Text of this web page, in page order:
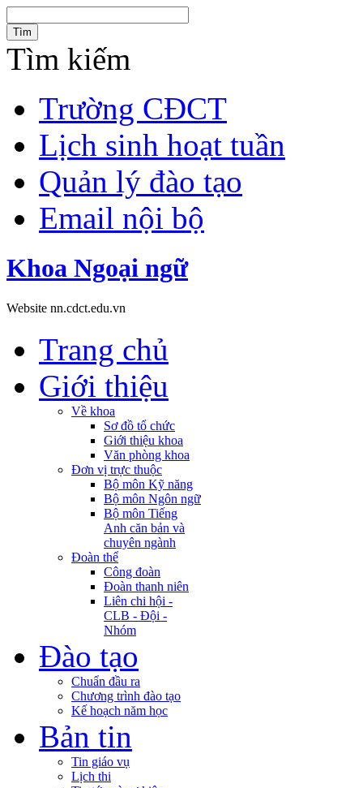
Tìm
Tìm kiếm
Trường CĐCT
Lịch sinh hoạt tuần
Quản lý đào tạo
Email nội bộ
Khoa Ngoại ngữ
Website nn.cdct.edu.vn
Trang chủ
Giới thiệu
Về khoa
Sơ đồ tổ chức
Giới thiệu khoa
Văn phòng khoa
Đơn vị trực thuộc
Bộ môn Kỹ năng
Bộ môn Ngôn ngữ
Bộ môn Tiếng
Anh căn bản và
chuyên ngành
Đoàn thể
Công đoàn
Đoàn thanh niên
Liên chi hội -
CLB - Đội -
Nhóm
Đào tạo
Chuẩn đầu ra
Chương trình đào tạo
Kế hoạch năm học
Bản tin
Tin giáo vụ
Lịch thi